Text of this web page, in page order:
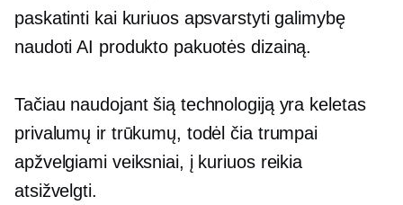
paskatinti kai kuriuos apsvarstyti galimybę
naudoti AI produkto pakuotės dizainą.
Tačiau naudojant šią technologiją yra keletas
privalumų ir trūkumų, todėl čia trumpai
apžvelgiami veiksniai, į kuriuos reikia
atsižvelgti.